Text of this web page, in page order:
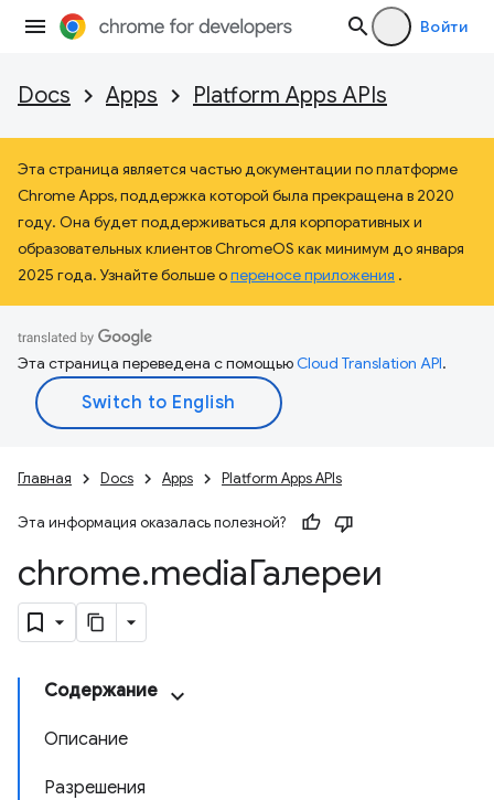
Войти
Docs Apps Platform Apps APIs
Эта страница является частью документации по платформе
Chrome Apps, поддержка которой была прекращена в 2020
году. Она будет поддерживаться для корпоративных и
образовательных клиентов ChromeOS как минимум до января
2025 года. Узнайте больше опереносе приложения .
Эта страница переведена с помощьюCloud Translation API.
Главная Docs Apps Platform Apps APIs
Эта информация оказалась полезной?
chrome.mediaГалереи
Содержание
Описание
Разрешения